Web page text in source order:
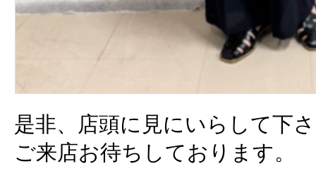
是非、店頭に見にいらして下
ご来店お待ちしております。